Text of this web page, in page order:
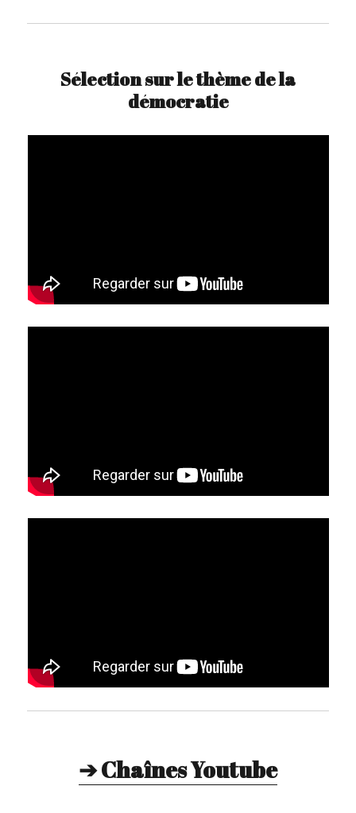
Sélection sur le thème de la
démocratie
➔ Chaînes Youtube